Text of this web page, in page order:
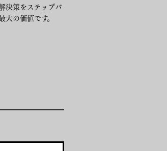
決策をステップバ
の価値です。